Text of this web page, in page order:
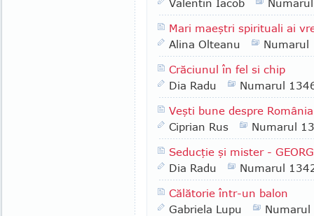
Valentin Iacob
Mari maeştri spirituali ai
Alina Olteanu
Numarul
Crăciunul în fel si chip
Dia Radu
Numarul
Veşti bune despre România
Ciprian Rus
Numarul
Seducţie şi mister -
Dia Radu
Numarul
Călătorie într-un balon
Gabriela Lupu